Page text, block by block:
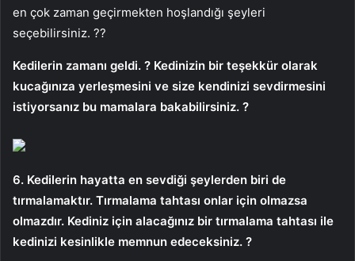
en çok zaman geçirmekten hoşlandığı şeyleri
seçebilirsiniz. ??
Kedilerin zamanı geldi. ? Kedinizin bir teşekkür olarak
kucağınıza yerleşmesini ve size kendinizi sevdirmesini
istiyorsanız bu mamalara bakabilirsiniz. ?
6. Kedilerin hayatta en sevdiği şeylerden biri de
tırmalamaktır. Tırmalama tahtası onlar için olmazsa
olmazdır. Kediniz için alacağınız bir tırmalama tahtası ile
kedinizi kesinlikle memnun edeceksiniz. ?